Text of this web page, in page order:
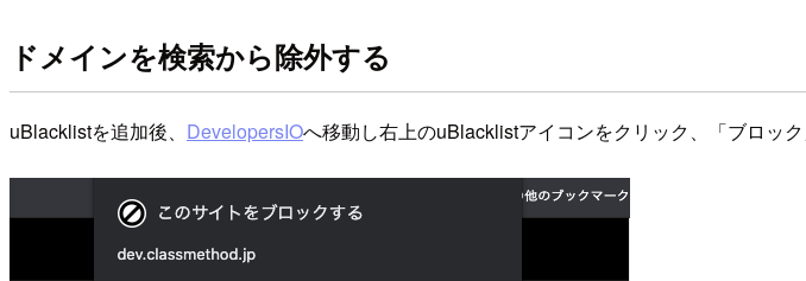
ドメインを検索から除外する
uBlacklistを追加後、 DevelopersIOへ移動し右上のuBlacklistアイコンをクリック、「ブロック